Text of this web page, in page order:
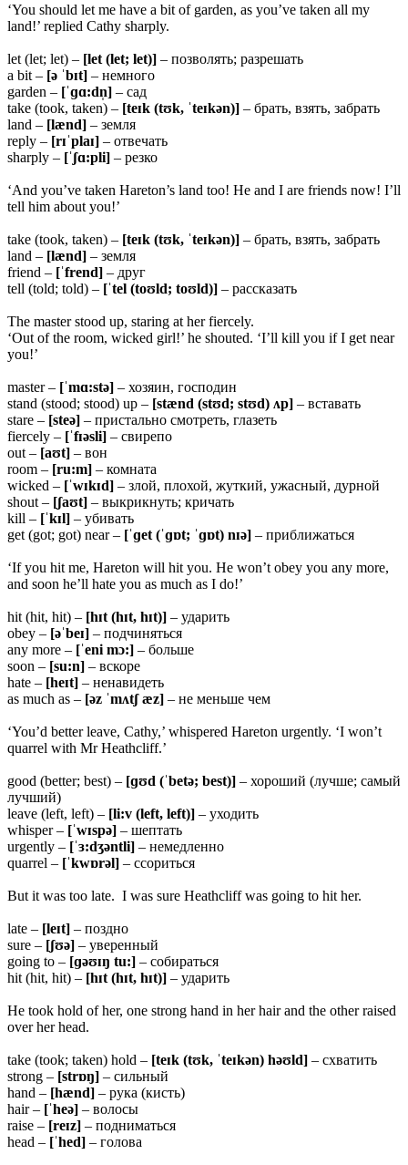
‘You should let me have a bit of garden, as you’ve taken all my
land!’ replied Cathy sharply.
let (let; let) – [let (let; let)] – позволять; разрешать
a bit – [ə ˈbɪt] – немного
garden – [ˈɡɑ:dn̩] – сад
take (took, taken) – [teɪk (tʊk, ˈteɪkən)] – брать, взять, забрать
land – [lænd] – земля
reply – [rɪˈplaɪ] – отвечать
sharply – [ˈʃɑ:pli] – резко
‘And you’ve taken Hareton’s land too! He and I are friends now! I’ll
tell him about you!’
take (took, taken) – [teɪk (tʊk, ˈteɪkən)] – брать, взять, забрать
land – [lænd] – земля
friend – [ˈfrend] – друг
tell (told; told) – [ˈtel (toʊld; toʊld)] – рассказать
The master stood up, staring at her fiercely.
‘Out of the room, wicked girl!’ he shouted. ‘I’ll kill you if I get near
you!’
master – [ˈmɑ:stə] – хозяин, господин
stand (stood; stood) up – [stænd (stʊd; stʊd) ʌp] – вставать
stare – [steə] – пристально смотреть, глазеть
fiercely – [ˈfɪəsli] – свирепо
out – [aʊt] – вон
room – [ru:m] – комната
wicked – [ˈwɪkɪd] – злой, плохой, жуткий, ужасный, дурной
shout – [ʃaʊt] – выкрикнуть; кричать
kill – [ˈkɪl] – убивать
get (got; got) near – [ˈɡet (ˈɡɒt; ˈɡɒt) nɪə] – приближаться
‘If you hit me, Hareton will hit you. He won’t obey you any more,
and soon he’ll hate you as much as I do!’
hit (hit, hit) – [hɪt (hɪt, hɪt)] – ударить
obey – [əˈbeɪ] – подчиняться
any more – [ˈeni mɔ:] – больше
soon – [su:n] – вскоре
hate – [heɪt] – ненавидеть
as much as – [əz ˈmʌtʃ æz] – не меньше чем
‘You’d better leave, Cathy,’ whispered Hareton urgently. ‘I won’t
quarrel with Mr Heathcliff.’
good (better; best) – [ɡʊd (ˈbetə; best)] – хороший (лучше; самый
лучший)
leave (left, left) – [li:v (left, left)] – уходить
whisper – [ˈwɪspə] – шептать
urgently – [ˈɜ:dʒəntli] – немедленно
quarrel – [ˈkwɒrəl] – ссориться
But it was too late. I was sure Heathcliff was going to hit her.
late – [leɪt] – поздно
sure – [ʃʊə] – уверенный
going to – [ɡəʊɪŋ tu:] – собираться
hit (hit, hit) – [hɪt (hɪt, hɪt)] – ударить
He took hold of her, one strong hand in her hair and the other raised
over her head.
take (took; taken) hold – [teɪk (tʊk, ˈteɪkən) həʊld] – схватить
strong – [strɒŋ] – сильный
hand – [hænd] – рука (кисть)
hair – [ˈheə] – волосы
raise – [reɪz] – подниматься
head – [ˈhed] – голова